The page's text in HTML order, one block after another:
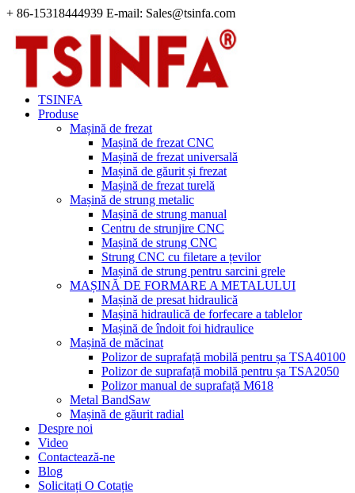
+ 86-15318444939 E-mail: Sales@tsinfa.com
TSINFA
Produse
Mașină de frezat
Mașină de frezat CNC
Mașină de frezat universală
Mașină de găurit și frezat
Mașină de frezat turelă
Mașină de strung metalic
Mașină de strung manual
Centru de strunjire CNC
Mașină de strung CNC
Strung CNC cu filetare a țevilor
Mașină de strung pentru sarcini grele
MAȘINĂ DE FORMARE A METALULUI
Mașină de presat hidraulică
Mașină hidraulică de forfecare a tablelor
Mașină de îndoit foi hidraulice
Mașină de măcinat
Polizor de suprafață mobilă pentru șa TSA40100
Polizor de suprafață mobilă pentru șa TSA2050
Polizor manual de suprafață M618
Metal BandSaw
Mașină de găurit radial
Despre noi
Video
Contactează-ne
Blog
Solicitați O Cotație